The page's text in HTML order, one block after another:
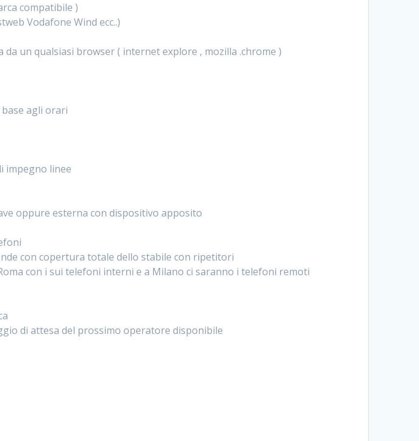
compatibile )
Vodafone Wind ecc..)
un qualsiasi browser ( internet explore , mozilla .chrome )
agli orari
impegno linee
oppure esterna con dispositivo apposito
con copertura totale dello stabile con ripetitori
con i sui telefoni interni e a Milano ci saranno i telefoni remoti
di attesa del prossimo operatore disponibile